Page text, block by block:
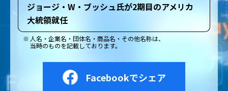
ジョージ・W・ブッシュ氏が2期目のアメリカ
大統領就任
人名・企業名・団体名・商品名・その他名称は、
当時のものを記載しております。
Facebookでシェア